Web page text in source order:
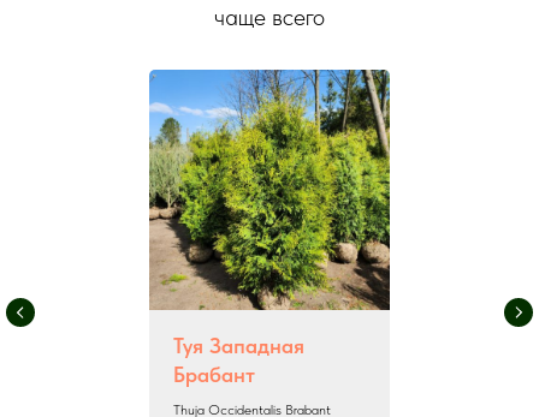
чаще всего
Туя Западная
Брабант
Thuja Occidentalis Brabant